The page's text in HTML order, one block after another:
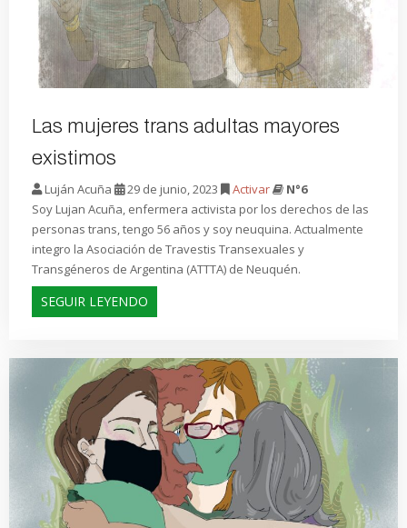
Las mujeres trans adultas mayores
existimos
Luján Acuña 29 de junio, 2023 Activar
N°6
Soy Lujan Acuña, enfermera activista por los derechos de las
personas trans, tengo 56 años y soy neuquina. Actualmente
integro la Asociación de Travestis Transexuales y
Transgéneros de Argentina (ATTTA) de Neuquén.
SEGUIR LEYENDO